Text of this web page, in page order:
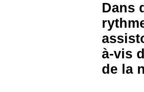
Dans
à-vis
de la